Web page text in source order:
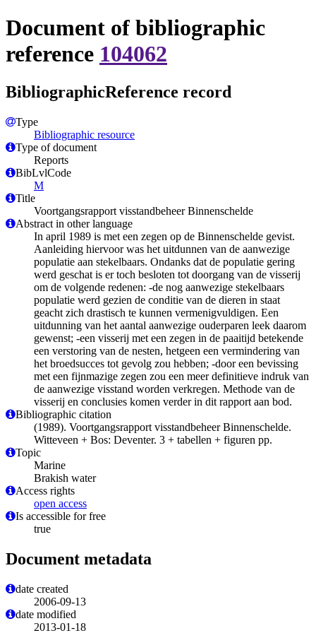
Document of bibliographic
reference 104062
BibliographicReference record
Type
Bibliographic resource
Type of document
Reports
BibLvlCode
M
Title
Voortgangsrapport visstandbeheer Binnenschelde
Abstract in other language
In april 1989 is met een zegen op de Binnenschelde gevist.
Aanleiding hiervoor was het uitdunnen van de aanwezige
populatie aan stekelbaars. Ondanks dat de populatie gering
werd geschat is er toch besloten tot doorgang van de visserij
om de volgende redenen: -de nog aanwezige stekelbaars
populatie werd gezien de conditie van de dieren in staat
geacht zich drastisch te kunnen vermenigvuldigen. Een
uitdunning van het aantal aanwezige ouderparen leek daarom
gewenst; -een visserij met een zegen in de paaitijd betekende
een verstoring van de nesten, hetgeen een vermindering van
het broedsucces tot gevolg zou hebben; -door een bevissing
met een fijnmazige zegen zou een meer definitieve indruk van
de aanwezige visstand worden verkregen. Methode van de
visserij en conclusies komen verder in dit rapport aan bod.
Bibliographic citation
(1989). Voortgangsrapport visstandbeheer Binnenschelde.
Witteveen + Bos: Deventer. 3 + tabellen + figuren pp.
Topic
Marine
Brakish water
Access rights
open access
Is accessible for free
true
Document metadata
date created
2006-09-13
date modified
2013-01-18